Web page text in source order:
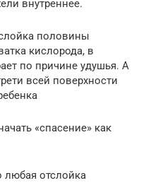
внутреннее.
половины
кислорода, в
по причине удушья. А
всей поверхности
«спасение» как
любая отслойка